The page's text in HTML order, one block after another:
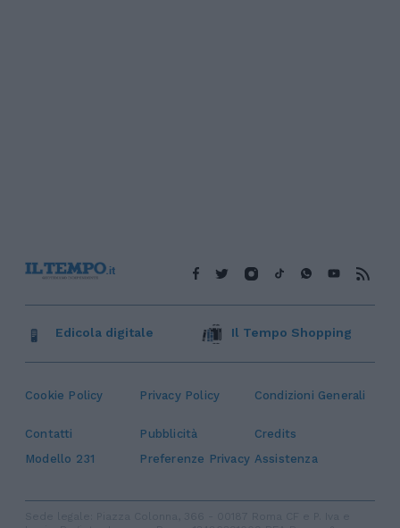
Cookie Policy Privacy Policy Condizioni Generali
Contatti Pubblicità
Credits
Modello 231
Preferenze Privacy Assistenza
Edicola digitale Il Tempo Shopping